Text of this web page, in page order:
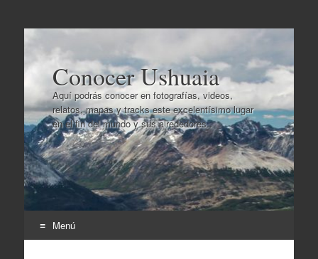
Conocer Ushuaia
Aquí podrás conocer en fotografías, videos,
relatos, mapas y tracks este excelentísimo lugar
en el fin del mundo y sus alrededores..
Menú